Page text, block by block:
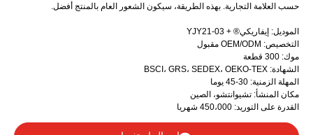
الطريقة، سيكون الشعور العام بالمنتج أفضل.
الصين